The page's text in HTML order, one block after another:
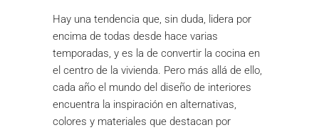
Hay una tendencia que, sin duda, lidera por
encima de todas desde hace varias
temporadas, y es la de convertir la cocina en
el centro de la vivienda. Pero más allá de ello,
cada año el mundo del diseño de interiores
encuentra la inspiración en alternativas,
colores y materiales que destacan por